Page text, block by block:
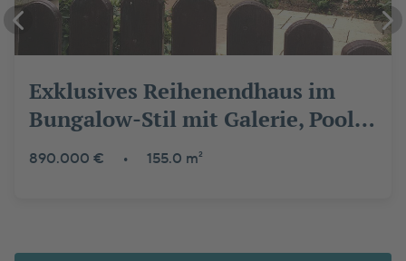
Exklusives Reihenendhaus im
Bungalow-Stil mit Galerie, Pool
und traumhaften Garten
890.000 € • 155.0 m²